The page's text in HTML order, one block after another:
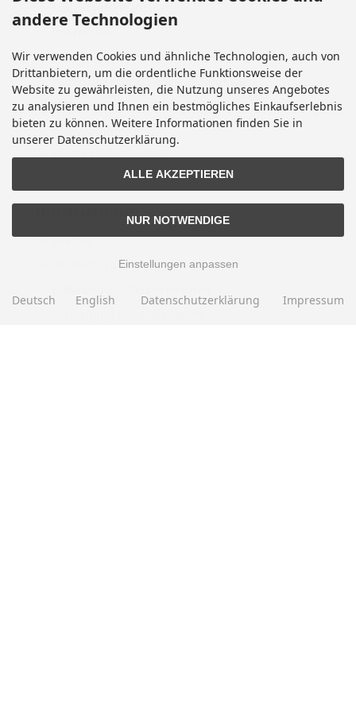
Kontakt
Widerrufsrecht & Widerrufsformular
Lieferzeit
Vertrag widerrufen
Cookie Einstellungen
INFORMATIONEN
Sitemap
Altölentsorgung
andere Technologien
Wir verwenden Cookies und ähnliche Technologien, auch von
Drittanbietern, um die ordentliche Funktionsweise der
Website zu gewährleisten, die Nutzung unseres Angebotes
zu analysieren und Ihnen ein bestmögliches Einkaufserlebnis
bieten zu können. Weitere Informationen finden Sie in
unserer Datenschutzerklärung.
ALLE AKZEPTIEREN
NUR NOTWENDIGE
Einstellungen anpassen
Deutsch English Datenschutzerklärung Impressum